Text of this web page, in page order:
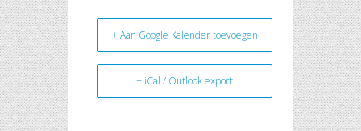
+ Aan Google Kalender toevoegen
+ iCal / Outlook export